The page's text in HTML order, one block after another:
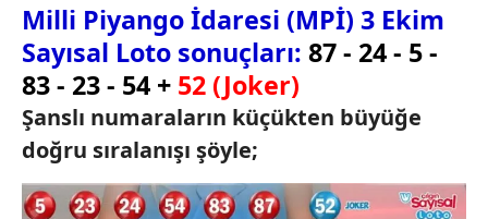
Milli Piyango İdaresi (MPİ) 3 Ekim
Sayısal Loto sonuçları: 87 - 24 - 5 -
83 - 23 - 54 + 52 (Joker)
Şanslı numaraların küçükten büyüğe
doğru sıralanışı şöyle;